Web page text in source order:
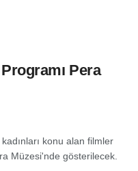
Programı Pera
konu alan filmler
Müzesi'nde gösterilecek.